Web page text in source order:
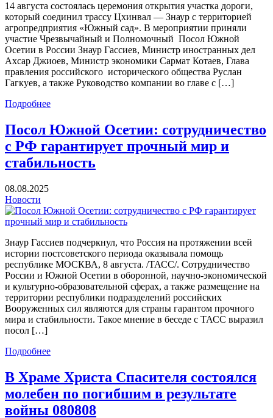
14 августа состоялась церемония открытия участка дороги,
который соединил трассу Цхинвал — Знаур с территорией
агропредприятия «Южный сад». В мероприятии приняли
участие Чрезвычайный и Полномочный Посол Южной
Осетии в России Знаур Гассиев, Министр иностранных дел
Ахсар Джиоев, Министр экономики Сармат Котаев, Глава
правления российского исторического общества Руслан
Гагкуев, а также Руководство компании во главе с […]
Подробнее
Посол Южной Осетии: сотрудничество
с РФ гарантирует прочный мир и
стабильность
08.08.2025
Новости
Знаур Гассиев подчеркнул, что Россия на протяжении всей
истории постсоветского периода оказывала помощь
республике МОСКВА, 8 августа. /ТАСС/. Сотрудничество
России и Южной Осетии в оборонной, научно-экономической
и культурно-образовательной сферах, а также размещение на
территории республики подразделений российских
Вооруженных сил являются для страны гарантом прочного
мира и стабильности. Такое мнение в беседе с ТАСС выразил
посол […]
Подробнее
В Храме Христа Спасителя состоялся
молебен по погибшим в результате
войны 080808